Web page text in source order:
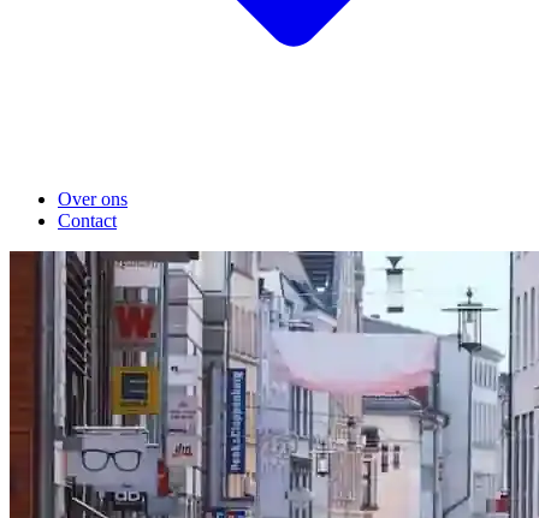
Over ons
Contact